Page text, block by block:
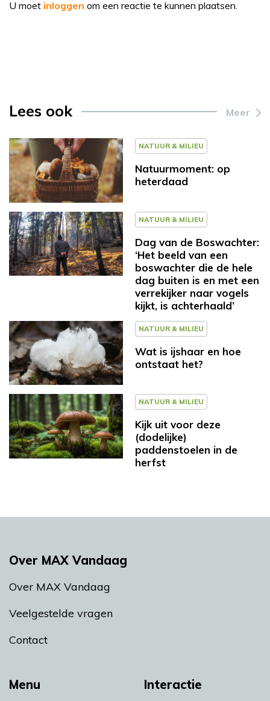
U moet inloggen om een reactie te kunnen plaatsen.
Lees ook Meer
NATUUR & MILIEU
Natuurmoment: op
heterdaad
NATUUR & MILIEU
Dag van de Boswachter:
‘Het beeld van een
boswachter die de hele
dag buiten is en met een
verrekijker naar vogels
kijkt, is achterhaald’
NATUUR & MILIEU
Wat is ijshaar en hoe
ontstaat het?
NATUUR & MILIEU
Kijk uit voor deze
(dodelijke)
paddenstoelen in de
herfst
Menu Interactie
Over MAX Vandaag
Over MAX Vandaag
Veelgestelde vragen
Contact